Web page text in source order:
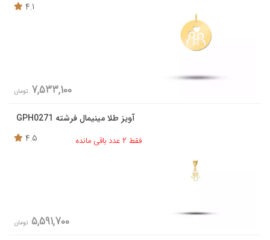
4.1
7,533,100 تومان
آویز طلا مینیمال فرشته GPH0271
فقط 2 عدد باقی مانده
4.5
5,591,700 تومان